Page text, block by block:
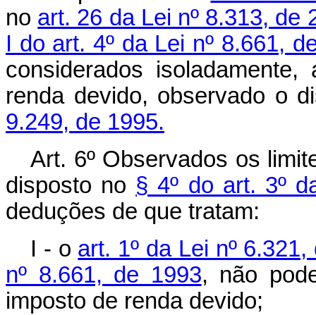
no art. 26 da Lei nº 8.313, de
I do art. 4º da Lei nº 8.661,
considerados
renda devido, observado o
9.249, de 1995.
Art. 6º Observados os
disposto no § 4º do art. 3º
deduções de que tratam:
I - o art. 1º da Lei nº
nº 8.661, de 1993, não
imposto de renda devido;